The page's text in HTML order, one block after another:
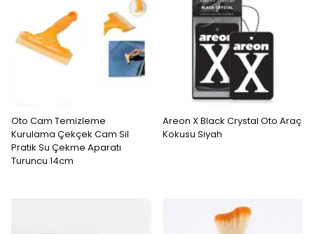
Oto Cam Temizleme
Kurulama Çekçek Cam Sil
Pratik Su Çekme Aparatı
Turuncu 14cm
Areon X Black Crystal Oto Araç
Kokusu Siyah